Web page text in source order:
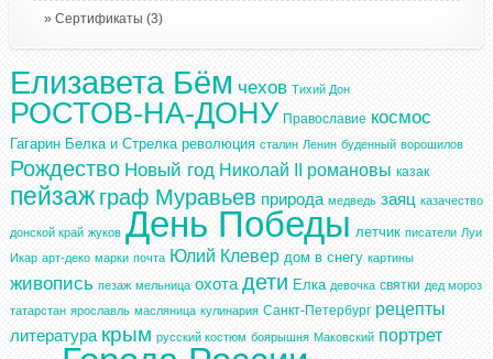
Сертификаты (3)
Елизавета Бём чехов Тихий Дон
РОСТОВ-НА-ДОНУ Православие космос
Гагарин Белка и Стрелка революция сталин Ленин буденный ворошилов
Рождество Новый год Николай II романовы казак
пейзаж граф Муравьев природа медведь заяц казачество
донской край жуков День Победы летчик писатели Луи
Икар арт-деко марки почта Юлий Клевер дом в снегу картины
живопись пезаж мельница охота дети Елка девочка святки дед мороз
татарстан ярославль масляница кулинария Санкт-Петербург рецепты
литература крым русский костюм боярышня Маковский портрет